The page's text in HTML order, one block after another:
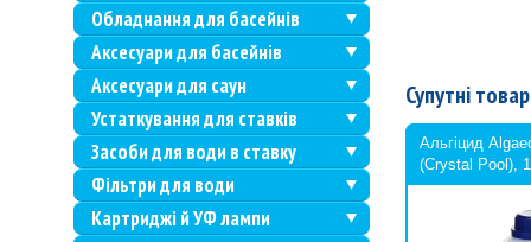
Супутні
Альгіцид
(Crystal Pool),
Обладнання для басейнів
Аксесуари для басейнів
Аксесуари для саун
Устаткування для ставків
Засоби для води в ставку
Фільтри для води
Картриджі й УФ лампи